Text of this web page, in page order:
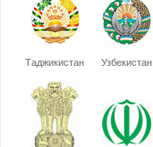
Таджикистан Узбекистан